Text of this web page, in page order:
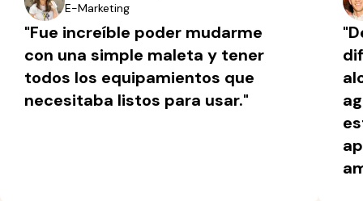
E-Marketing
"Fue increíble poder mudarme
con una simple maleta y tener
todos los equipamientos que
necesitaba listos para usar."